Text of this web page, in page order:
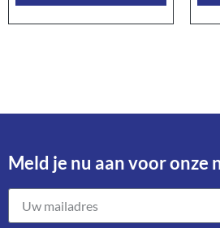
Meld je nu aan voor onze